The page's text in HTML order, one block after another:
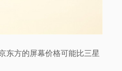
东方的屏幕价格可能比三星